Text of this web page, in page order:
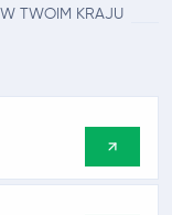
TWOIM KRAJU